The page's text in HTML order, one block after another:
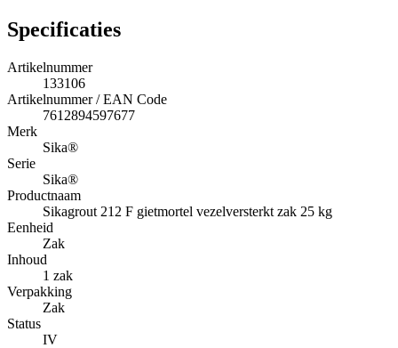
Specificaties
Artikelnummer
133106
Artikelnummer / EAN Code
7612894597677
Merk
Sika®
Serie
Sika®
Productnaam
Sikagrout 212 F gietmortel vezelversterkt zak 25 kg
Eenheid
Zak
Inhoud
1 zak
Verpakking
Zak
Status
IV